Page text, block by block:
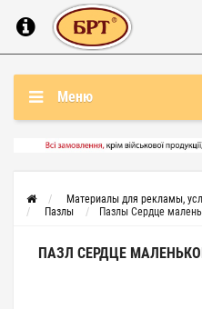
Меню
Материалы для рекламы,
Пазлы
Пазлы Сердце
ПАЗЛ СЕРДЦЕ